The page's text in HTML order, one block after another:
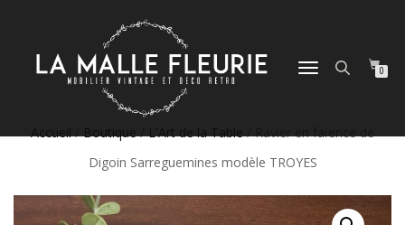
DÉPLIER
0
Accueil/Boutique/L'Art de la Table/ Ravier en faïence de
Digoin Sarreguemines modèle TROYES